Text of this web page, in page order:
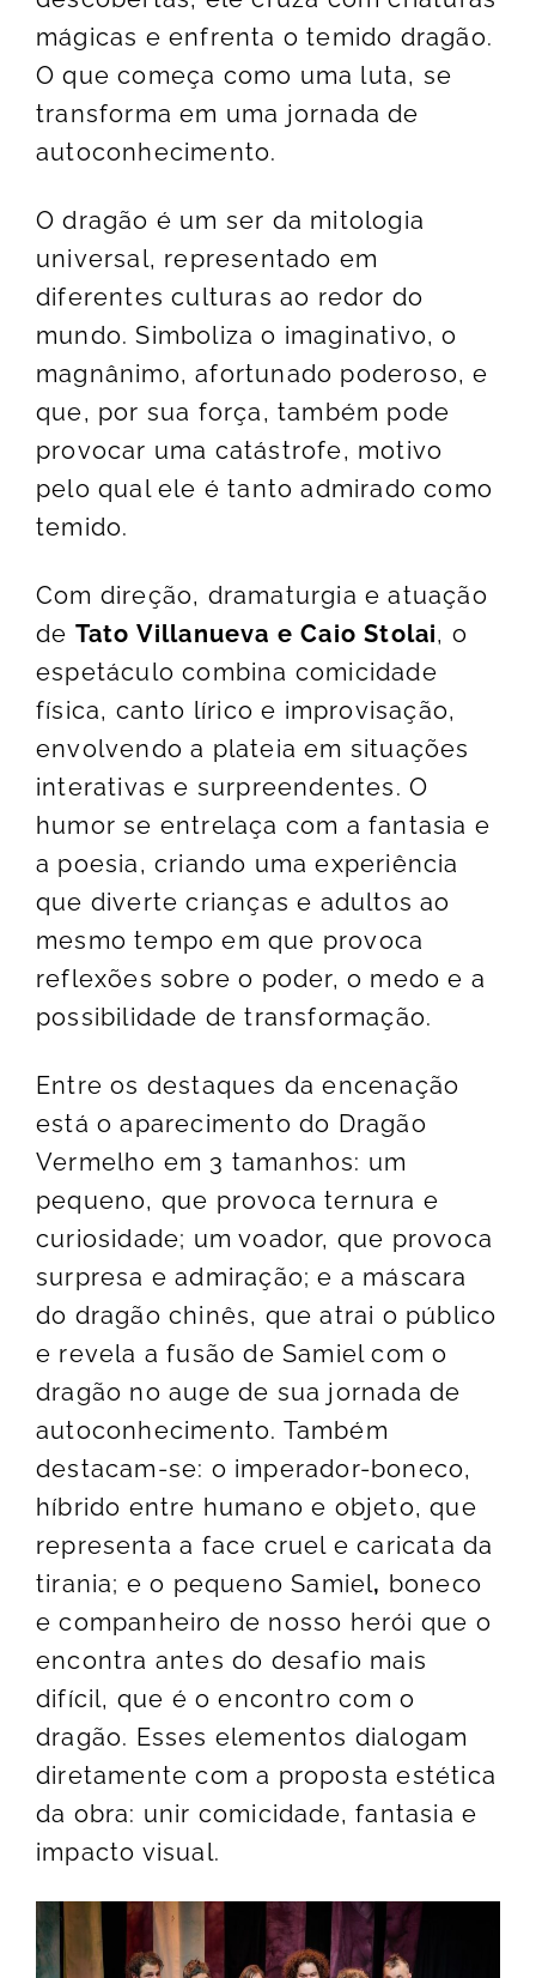
mágicas e enfrenta o temido dragão.
O que começa como uma luta, se
transforma em uma jornada de
autoconhecimento.
O dragão é um ser da mitologia
universal, representado em
diferentes culturas ao redor do
mundo. Simboliza o imaginativo, o
magnânimo, afortunado poderoso, e
que, por sua força, também pode
provocar uma catástrofe, motivo
pelo qual ele é tanto admirado como
temido.
Com direção, dramaturgia e atuação
de Tato Villanueva e Caio Stolai, o
espetáculo combina comicidade
física, canto lírico e improvisação,
envolvendo a plateia em situações
interativas e surpreendentes. O
humor se entrelaça com a fantasia e
a poesia, criando uma experiência
que diverte crianças e adultos ao
mesmo tempo em que provoca
reflexões sobre o poder, o medo e a
possibilidade de transformação.
Entre os destaques da encenação
está o aparecimento do Dragão
Vermelho em 3 tamanhos: um
pequeno, que provoca ternura e
curiosidade; um voador, que provoca
surpresa e admiração; e a máscara
do dragão chinês, que atrai o público
e revela a fusão de Samiel com o
dragão no auge de sua jornada de
autoconhecimento. Também
destacam-se: o imperador-boneco,
híbrido entre humano e objeto, que
representa a face cruel e caricata da
tirania; e o pequeno Samiel, boneco
e companheiro de nosso herói que o
encontra antes do desafio mais
difícil, que é o encontro com o
dragão. Esses elementos dialogam
diretamente com a proposta estética
da obra: unir comicidade, fantasia e
impacto visual.